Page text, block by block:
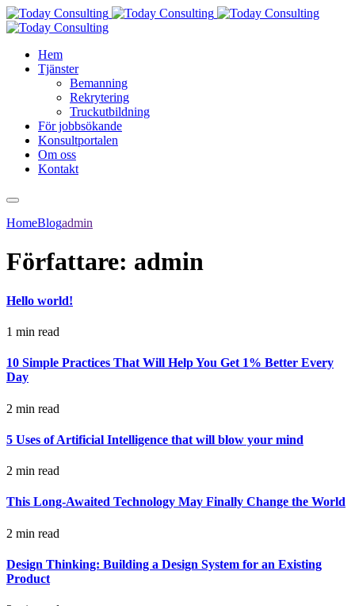
Hem
Tjänster
Bemanning
Rekrytering
Truckutbildning
För jobbsökande
Konsultportalen
Om oss
Kontakt
HomeBlogadmin
Författare: admin
Hello world!
1 min read
10 Simple Practices That Will Help You Get 1% Better Every
Day
2 min read
5 Uses of Artificial Intelligence that will blow your mind
2 min read
This Long-Awaited Technology May Finally Change the World
2 min read
Design Thinking: Building a Design System for an Existing
Product